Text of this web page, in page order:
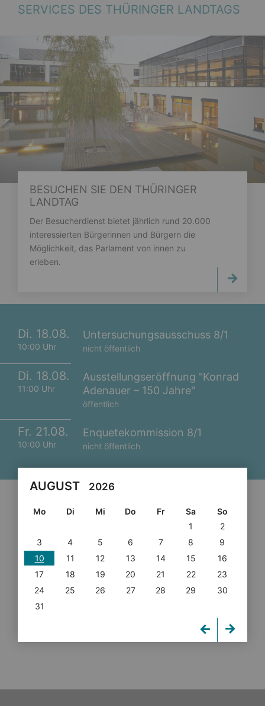
SERVICES DES THÜRINGER LANDTAGS
BESUCHEN SIE DEN THÜRINGER
LANDTAG
Der Besucherdienst bietet jährlich rund 20.000
interessierten Bürgerinnen und Bürgern die
Möglichkeit, das Parlament von innen zu
erleben.
Di. 18.08.
10:00 Uhr
Untersuchungsausschuss 8/1
nicht öffentlich
Di. 18.08.
11:00 Uhr
Ausstellungseröffnung "Konrad
Adenauer – 150 Jahre"
öffentlich
Fr. 21.08.
10:00 Uhr
Enquetekommission 8/1
nicht öffentlich
AUGUST 2026
Mo Di Mi Do Fr Sa
So
1
2
3
4 5 6 7 8
9
10
11 12 13 14 15
16
17
18 19 20 21 22
23
24
25 26 27 28 29
30
31